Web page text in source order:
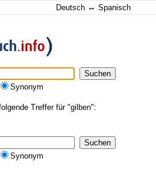
Deutsch ↔ Spanisch
Synonym
Treffer für "gilben":
Synonym